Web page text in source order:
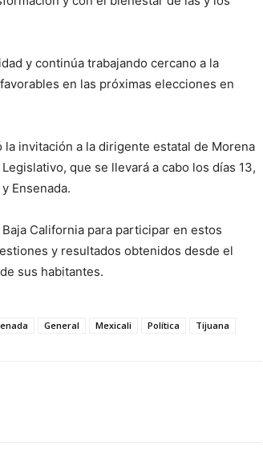
y continúa trabajando cercano a la
en las próximas elecciones en
invitación a la dirigente estatal de Morena
que se llevará a cabo los días 13,
Ensenada.
California para participar en estos
y resultados obtenidos desde el
sus habitantes.
General Mexicali Política Tijuana